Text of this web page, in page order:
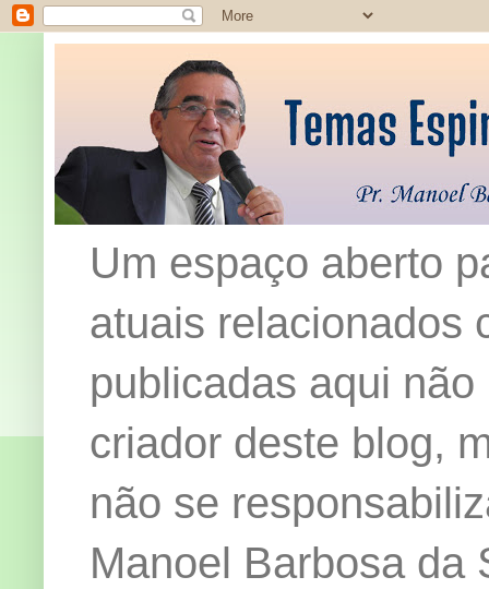
Um espaço aberto
atuais relacionados
publicadas aqui
criador deste blog,
não se
Manoel Barbosa da